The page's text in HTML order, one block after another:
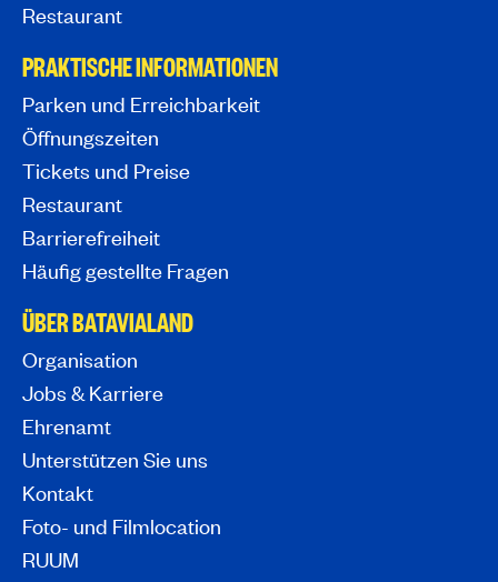
Restaurant
PRAKTISCHE INFORMATIONEN
Parken und Erreichbarkeit
Öffnungszeiten
Tickets und Preise
Restaurant
Barrierefreiheit
Häufig gestellte Fragen
ÜBER BATAVIALAND
Organisation
Jobs & Karriere
Ehrenamt
Unterstützen Sie uns
Kontakt
Foto- und Filmlocation
RUUM